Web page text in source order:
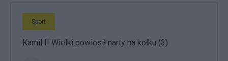
Sport
Kamil II Wielki powiesił narty na kołku (3)